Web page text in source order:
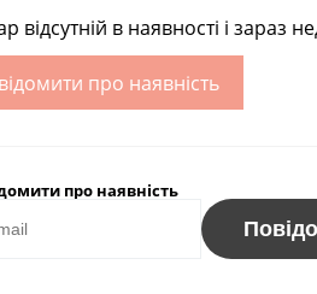
відсутній в наявності і зараз
про наявність
про наявність